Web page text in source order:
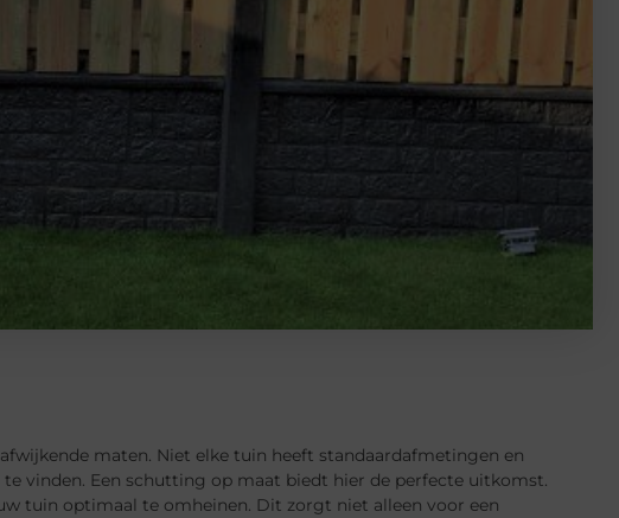
maten. Niet elke tuin heeft standaardafmetingen en
vinden. Een schutting op maat biedt hier de perfecte uitkomst.
tuin optimaal te omheinen. Dit zorgt niet alleen voor een